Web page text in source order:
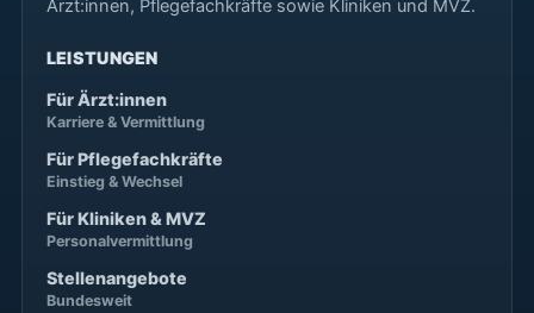
Ärzt:innen, Pflegefachkräfte sowie Kliniken und MVZ.
LEISTUNGEN
Für Ärzt:innen
Karriere & Vermittlung
Für Pflegefachkräfte
Einstieg & Wechsel
Für Kliniken & MVZ
Personalvermittlung
Stellenangebote
Bundesweit